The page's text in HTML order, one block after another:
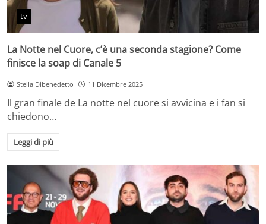
tv
La Notte nel Cuore, c’è una seconda stagione? Come
finisce la soap di Canale 5
Stella Dibenedetto 11 Dicembre 2025
Il gran finale de La notte nel cuore si avvicina e i fan si
chiedono…
Leggi di più